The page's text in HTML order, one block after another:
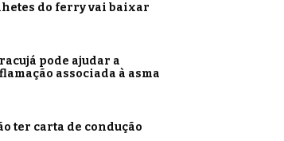
do ferry vai baixar
pode ajudar a
associada à asma
ter carta de condução